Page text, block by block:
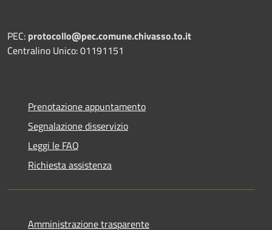
PEC: protocollo@pec.comune.chivasso.to.it
Centralino Unico: 01191151
Prenotazione appuntamento
Segnalazione disservizio
Leggi le FAQ
Richiesta assistenza
Amministrazione trasparente